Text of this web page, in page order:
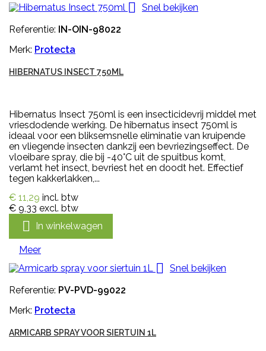

Snel bekijken
Referentie: IN-OIN-98022
Merk: Protecta
HIBERNATUS INSECT 750ML
Hibernatus Insect 750ml is een insecticidevrij middel met
vriesdodende werking. De hibernatus insect 750ml is
ideaal voor een bliksemsnelle eliminatie van kruipende
en vliegende insecten dankzij een bevriezingseffect. De
vloeibare spray, die bij -40°C uit de spuitbus komt,
verlamt het insect, bevriest het en doodt het. Effectief
tegen kakkerlakken,...
€ 11,29 incl. btw
€ 9,33 excl. btw
 In winkelwagen
Meer

Snel bekijken
Referentie: PV-PVD-99022
Merk: Protecta
ARMICARB SPRAY VOOR SIERTUIN 1L